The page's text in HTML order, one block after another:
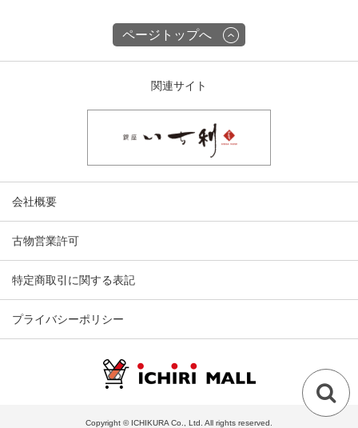
ページトップへ
関連サイト
会社概要
古物営業許可
特定商取引に関する表記
プライバシーポリシー
Copyright © ICHIKURA Co., Ltd. All rights reserved.